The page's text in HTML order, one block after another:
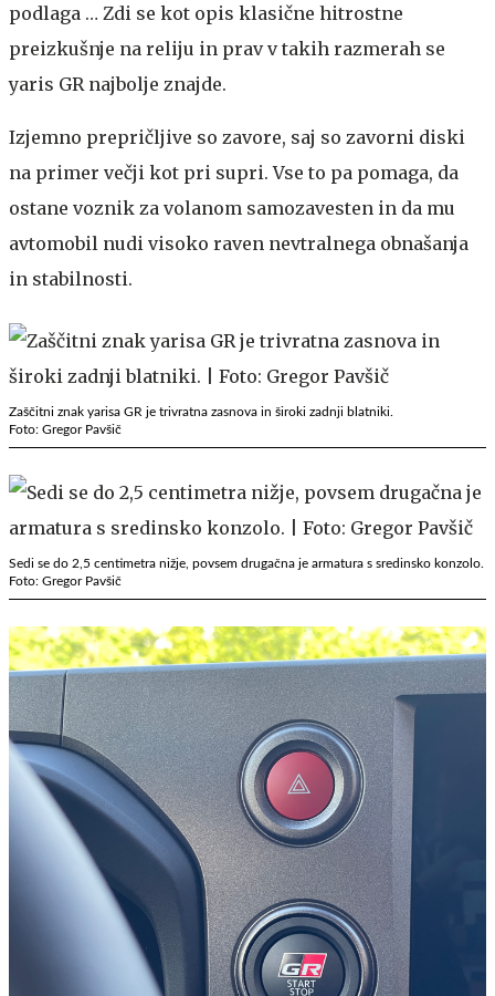
podlaga … Zdi se kot opis klasične hitrostne
preizkušnje na reliju in prav v takih razmerah se
yaris GR najbolje znajde.
Izjemno prepričljive so zavore, saj so zavorni diski
na primer večji kot pri supri. Vse to pa pomaga, da
ostane voznik za volanom samozavesten in da mu
avtomobil nudi visoko raven nevtralnega obnašanja
in stabilnosti.
Zaščitni znak yarisa GR je trivratna zasnova in široki zadnji blatniki.
Foto: Gregor Pavšič
Sedi se do 2,5 centimetra nižje, povsem drugačna je armatura s sredinsko konzolo.
Foto: Gregor Pavšič